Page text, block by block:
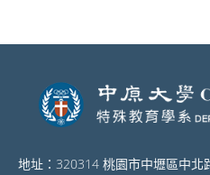
地址：320314 桃園市中壢區中北